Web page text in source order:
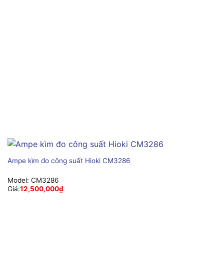
Ampe kìm đo công suất Hioki CM3286
Model: CM3286
Giá:12,500,000₫